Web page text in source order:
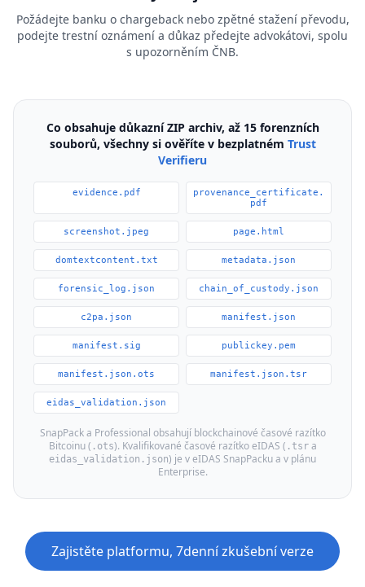
Požádejte banku o chargeback nebo zpětné stažení převodu,
podejte trestní oznámení a důkaz předejte advokátovi, spolu
s upozorněním ČNB.
Co obsahuje důkazní ZIP archiv, až 15 forenzních
souborů, všechny si ověříte v bezplatném Trust
Verifieru
evidence.pdf
provenance_certificate.
pdf
screenshot.jpeg page.html
domtextcontent.txt metadata.json
forensic_log.json chain_of_custody.json
c2pa.json manifest.json
manifest.sig publickey.pem
manifest.json.ots manifest.json.tsr
eidas_validation.json
SnapPack a Professional obsahují blockchainové časové razítko
Bitcoinu ( .ots). Kvalifikované časové razítko eIDAS ( .tsra
eidas_validation.json) je v eIDAS SnapPacku a v plánu
Enterprise.
Zajistěte platformu, 7denní zkušební verze